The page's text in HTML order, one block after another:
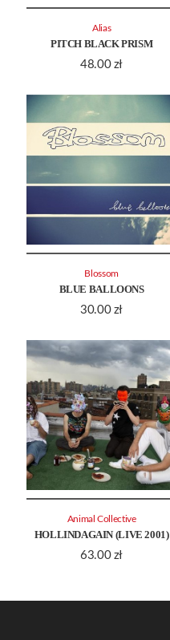
PITCH BLACK PRISM
48.00 zł
Alias
BLUE BALLOONS
30.00 zł
Blossom
HOLLINDAGAIN (LIVE 2001)
63.00 zł
Animal Collective